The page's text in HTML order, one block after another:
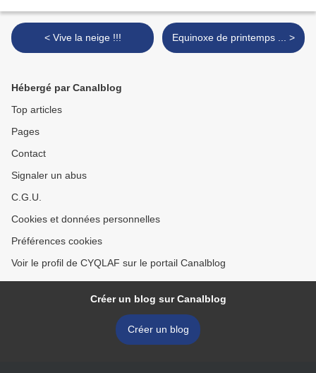
< Vive la neige !!! Equinoxe de printemps ... >
Hébergé par Canalblog
Top articles
Pages
Contact
Signaler un abus
C.G.U.
Cookies et données personnelles
Préférences cookies
Voir le profil de CYQLAF sur le portail Canalblog
Créer un blog sur Canalblog
Créer un blog